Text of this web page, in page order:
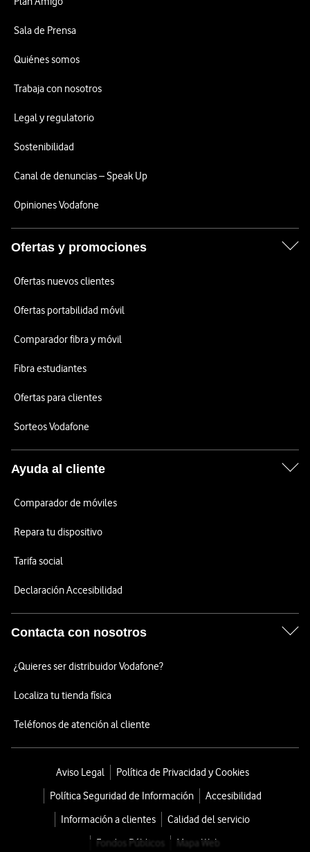
Sala de Prensa
Quiénes somos
Trabaja con nosotros
Legal y regulatorio
Sostenibilidad
Canal de denuncias – Speak Up
Opiniones Vodafone
Ofertas y promociones
Ofertas nuevos clientes
Ofertas portabilidad móvil
Comparador fibra y móvil
Fibra estudiantes
Ofertas para clientes
Sorteos Vodafone
Ayuda al cliente
Comparador de móviles
Repara tu dispositivo
Tarifa social
Declaración Accesibilidad
Contacta con nosotros
¿Quieres ser distribuidor Vodafone?
Localiza tu tienda física
Teléfonos de atención al cliente
Aviso Legal
Política de Privacidad y Cookies
Política Seguridad de Información
Accesibilidad
Información a clientes
Calidad del servicio
Fondos Públicos
Mapa Web